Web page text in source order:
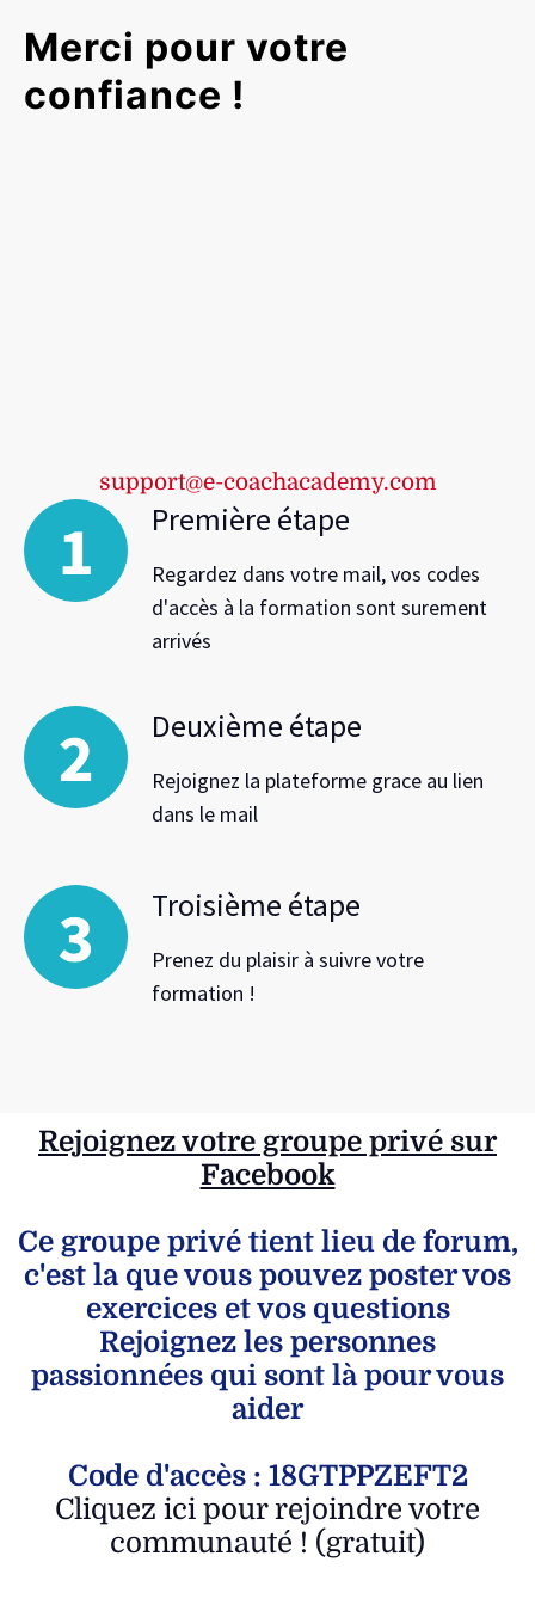
Merci pour votre
confiance !
support@e-coachacademy.com
Première étape
Regardez dans votre mail, vos codes
d'accès à la formation sont surement
arrivés
Deuxième étape
Rejoignez la plateforme grace au lien
dans le mail
Troisième étape
Prenez du plaisir à suivre votre
formation !
Rejoignez votre groupe privé sur
Facebook
Ce groupe privé tient lieu de forum,
c'est la que vous pouvez poster vos
exercices et vos questions
Rejoignez les personnes
passionnées qui sont là pour vous
aider
Code d'accès : 18GTPPZEFT2
Cliquez ici pour rejoindre votre
communauté ! (gratuit)